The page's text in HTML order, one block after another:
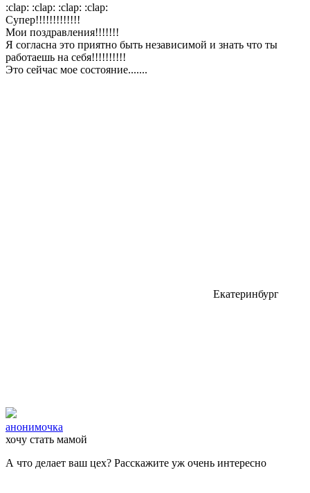
:clap: :clap: :clap: :clap:
Супер!!!!!!!!!!!!!
Мои поздравления!!!!!!!
Я согласна это приятно быть независимой и знать что ты
работаешь на себя!!!!!!!!!!
Это сейчас мое состояние.......
Екатеринбург
анонимочка
хочу стать мамой
А что делает ваш цех? Расскажите уж очень интересно